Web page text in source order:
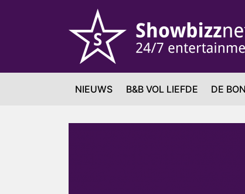
NIEUWS B&B VOL LIEFDE DE